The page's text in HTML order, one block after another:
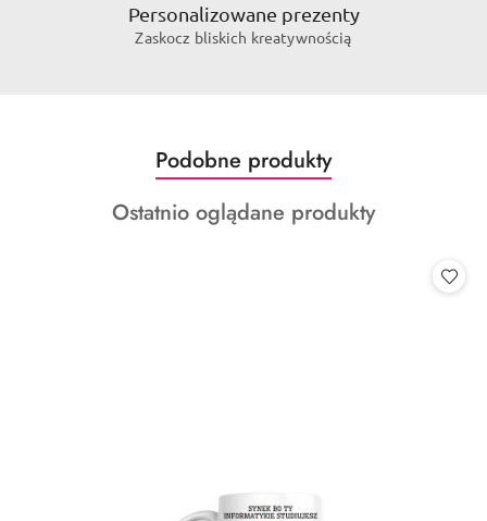
Personalizowane prezenty
Zaskocz bliskich kreatywnością
Pomiń karuzelę produktów
Produkty
o
statusie:
Podobne produkty
Produkty
Ostatnio oglądane produkty